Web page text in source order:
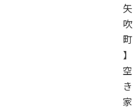
矢
吹
町
】
空
き
家